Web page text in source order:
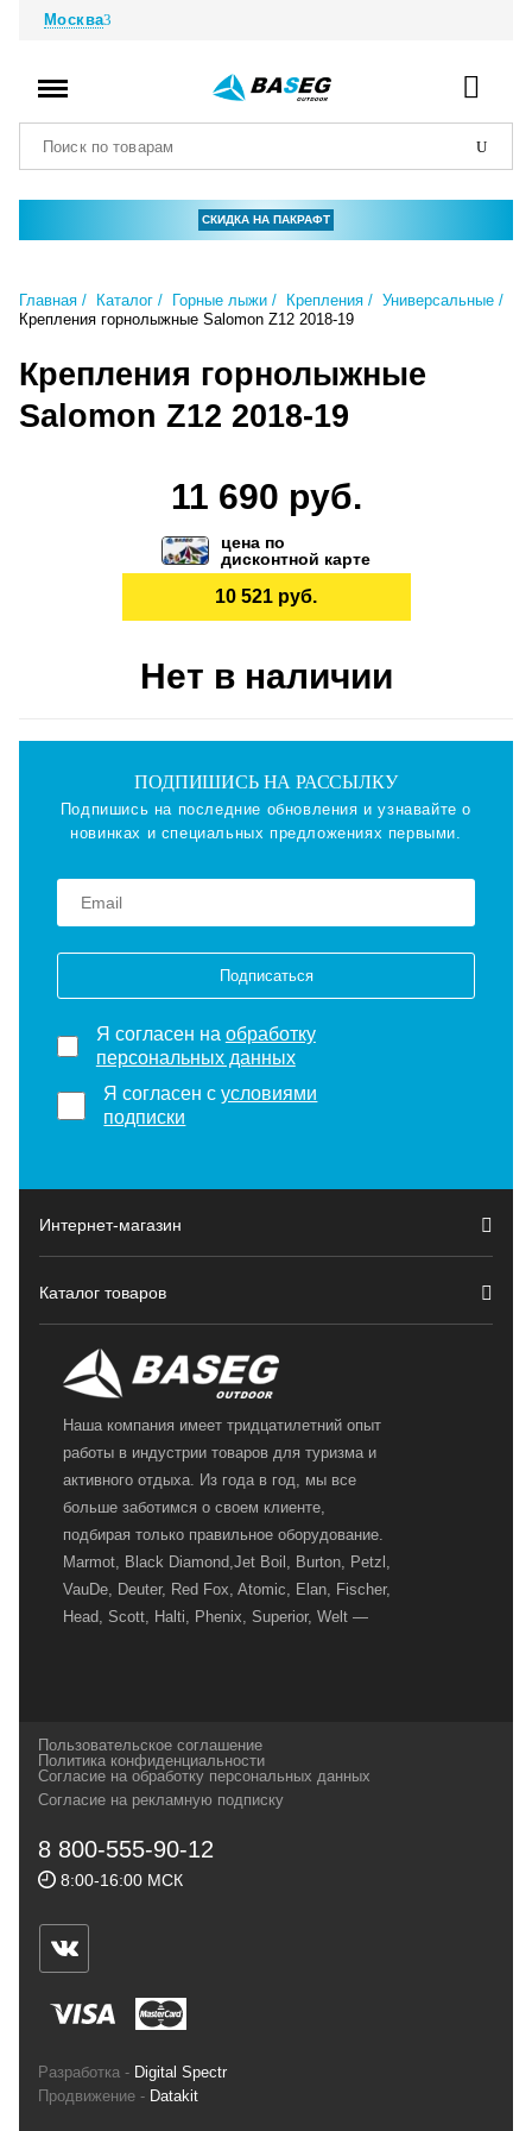
Москва
СКИДКА НА ПАКРАФТ
Главная Каталог Горные лыжи Крепления
Универсальные
Крепления горнолыжные Salomon Z12 2018-19
Крепления горнолыжные
Salomon Z12 2018-19
11 690 руб.
цена по
дисконтной карте
10 521 руб.
Нет в наличии
ПОДПИШИСЬ НА РАССЫЛКУ
Подпишись на последние обновления и узнавайте о
новинках и специальных предложениях первыми.
Подписаться
Я согласен на обработку
персональных данных
Я согласен сусловиями
подписки
Интернет-магазин
Каталог товаров
Наша компания имеет тридцатилетний опыт
работы в индустрии товаров для туризма и
активного отдыха. Из года в год, мы все
больше заботимся о своем клиенте,
подбирая только правильное оборудование.
Marmot, Black Diamond,Jet Boil, Burton, Petzl,
VauDe, Deuter, Red Fox, Atomic, Elan, Fischer,
Head, Scott, Halti, Phenix, Superior, Welt —
и взыскательных путешественников,
спортсменов и отдыхающих.
Геннадьевич
ИНН 590300057023 ОГРН 304590319000121
ул.Советская, 25, магазин Басег.
Тел./факс (342) 2101242
Пользовательское соглашение
Политика конфиденциальности
Согласие на обработку персональных данных
Согласие на рекламную подписку
8 800-555-90-12
8:00-16:00 МСК
Разработка - Digital Spectr
Продвижение - Datakit